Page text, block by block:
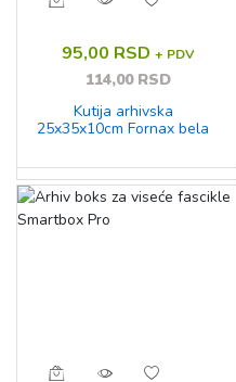
95,00 RSD + PDV
114,00 RSD
Kutija arhivska
25x35x10cm Fornax bela